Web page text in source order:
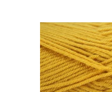
Dostupnost:
Na dotaz
HE 70058